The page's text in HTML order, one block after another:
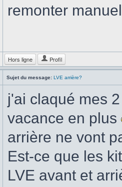
remonter
Hors ligne Profil
Sujet du message: LVE arrière?
j'ai claqué mes
vacance en plus
arrière ne vont
Est-ce que les
LVE avant et